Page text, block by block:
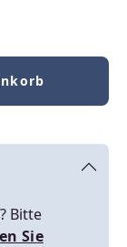
Bitte
Sie